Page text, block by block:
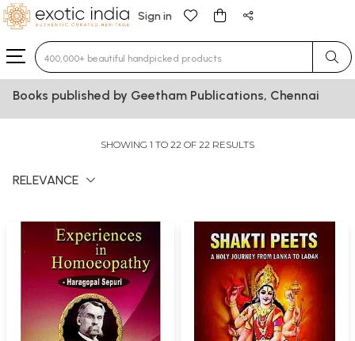
Sign in
Type 3 or more characters for results.
Books published by Geetham Publications, Chennai
SHOWING 1 TO 22 OF 22 RESULTS
RELEVANCE